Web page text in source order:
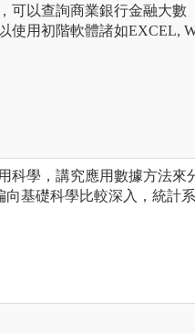
可以查詢商業銀行金融大數
使用初階軟體諸如EXCEL,
科學，講究應用數據方法來
基礎科學比較深入，統計